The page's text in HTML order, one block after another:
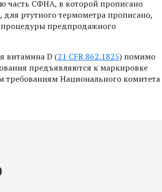
часть СФНА, в которой прописано
ртутного термометра прописано,
процедуры предпродажного
витамина D (21 CFR 862.1825) помимо
предъявляются к маркировке
требованиям Национального комитета